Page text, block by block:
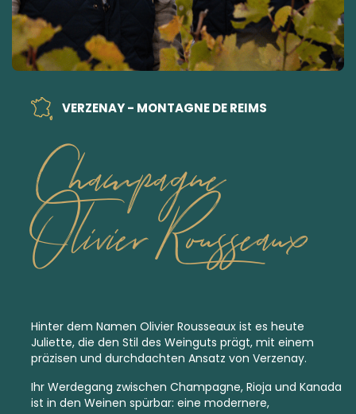
VERZENAY - MONTAGNE DE REIMS
Champagne
Olivier Rousseaux
Hinter dem Namen Olivier Rousseaux ist es heute
Juliette, die den Stil des Weinguts prägt, mit einem
präzisen und durchdachten Ansatz von Verzenay.
Ihr Werdegang zwischen Champagne, Rioja und Kanada
ist in den Weinen spürbar: eine modernere,